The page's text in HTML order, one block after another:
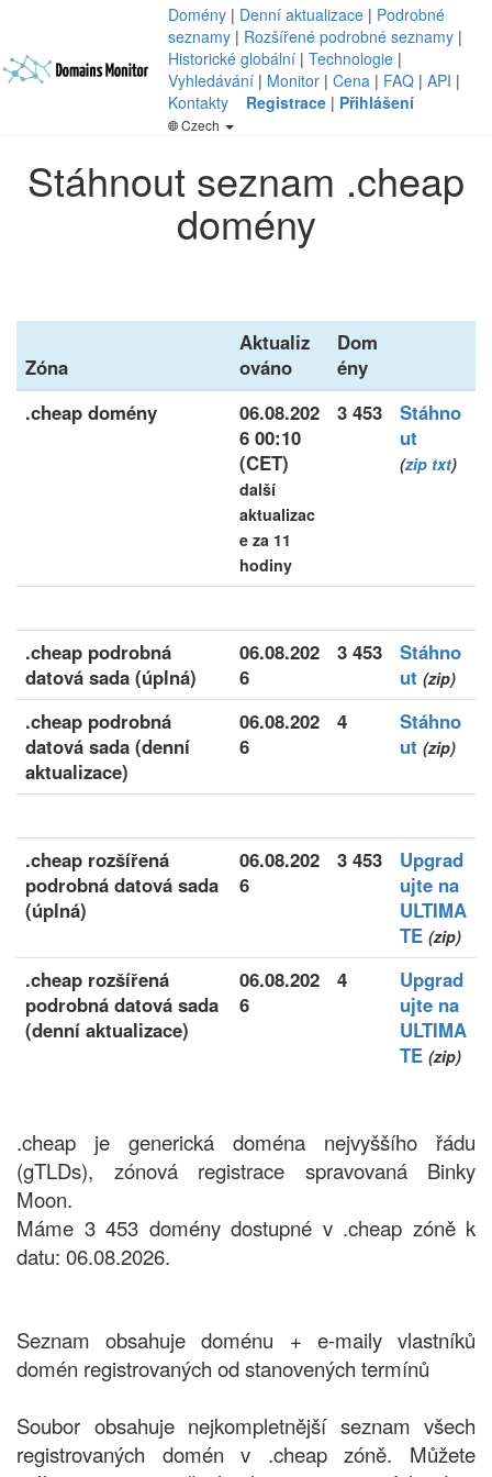
Domény | Denní aktualizace | Podrobné
seznamy | Rozšířené podrobné seznamy |
Historické globální | Technologie |
Vyhledávání | Monitor | Cena | FAQ | API |
Kontakty
Registrace | Přihlášení
Czech
Stáhnout seznam .cheap
domény
Zóna
Aktualiz
ováno
Dom
ény
.cheap domény
06.08.202
6 00:10
(CET)
další
aktualizac
e za 11
hodiny
3 453
Stáhno
ut
(zip txt)
.cheap podrobná
datová sada (úplná)
06.08.202
6
3 453
Stáhno
ut (zip)
.cheap podrobná
datová sada (denní
aktualizace)
06.08.202
6
4
Stáhno
ut (zip)
.cheap rozšířená
podrobná datová sada
(úplná)
06.08.202
6
3 453
Upgrad
ujte na
ULTIMA
TE (zip)
.cheap rozšířená
podrobná datová sada
(denní aktualizace)
06.08.202
6
4
Upgrad
ujte na
ULTIMA
TE (zip)
.cheap je generická doména nejvyššího řádu
(gTLDs), zónová registrace spravovaná Binky
Moon.
Máme 3 453 domény dostupné v .cheap zóně k
datu: 06.08.2026.
Seznam obsahuje doménu + e-maily vlastníků
domén registrovaných od stanovených termínů
Soubor obsahuje nejkompletnější seznam všech
registrovaných domén v .cheap zóně. Můžete